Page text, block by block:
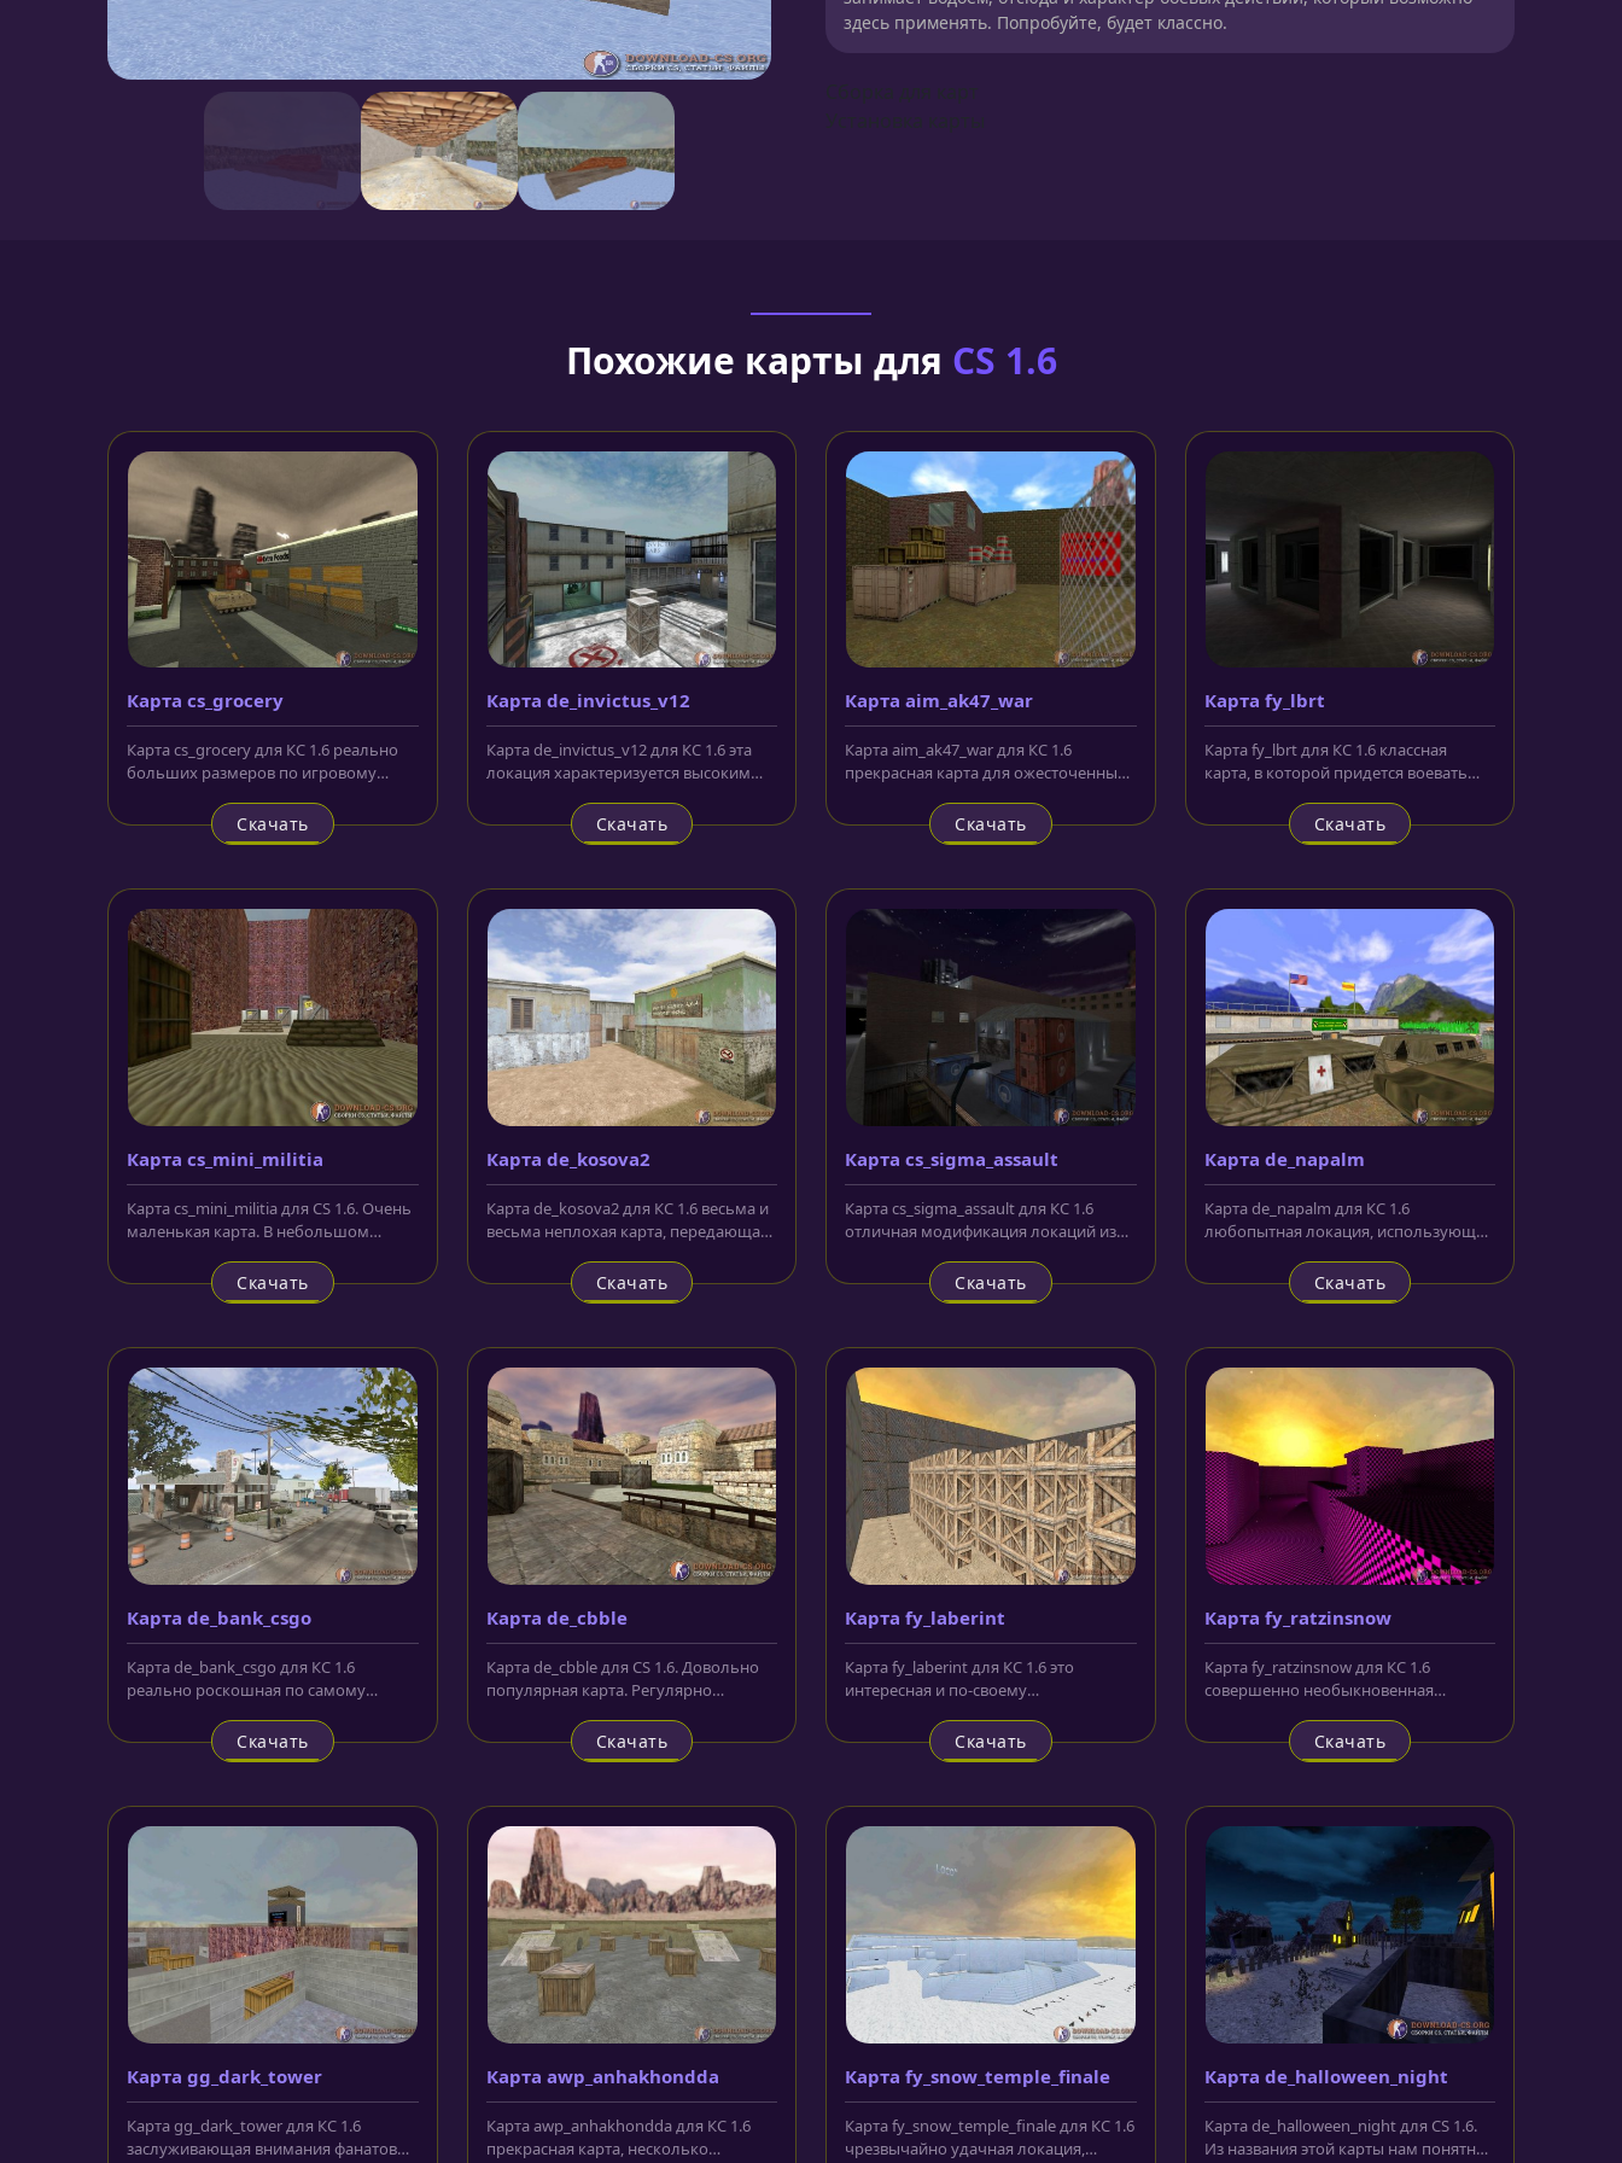
здесь применять. Попробуйте, будет классно.
Похожие карты для CS 1.6
Карта cs_grocery
Карта cs_grocery для КС 1.6 реально
больших размеров по игровому
представляющая...Скачать
Карта de_invictus_v12
Карта de_invictus_v12 для КС 1.6 эта
локация характеризуется высоким
Скачать
Карта aim_ak47_war
Карта aim_ak47_war для КС 1.6
прекрасная карта для ожесточенных
своими...
Скачать
Карта fy_lbrt
Карта fy_lbrt для КС 1.6 классная
карта, в которой придется воевать
Скачать
Карта cs_mini_militia
Карта cs_mini_militia для CS 1.6. Очень
маленькая карта. В небольшом
Скачать
Карта de_kosova2
Карта de_kosova2 для КС 1.6 весьма и
весьма неплохая карта, передающая
Скачать
Карта cs_sigma_assault
Карта cs_sigma_assault для КС 1.6
отличная модификация локаций из
Скачать
Карта de_napalm
Карта de_napalm для КС 1.6
любопытная локация, использующая
стилизованные...Скачать
Карта de_bank_csgo
Карта de_bank_csgo для КС 1.6
реально роскошная по самому
Скачать
Карта de_cbble
Карта de_cbble для CS 1.6. Довольно
популярная карта. Регулярно
Скачать
Карта fy_laberint
Карта fy_laberint для КС 1.6 это
интересная и по-своему
то, что...
Скачать
Карта fy_ratzinsnow
Карта fy_ratzinsnow для КС 1.6
совершенно необыкновенная
Скачать
Карта gg_dark_tower
Карта gg_dark_tower для КС 1.6
заслуживающая внимания фанатов
Карта awp_anhakhondda
Карта awp_anhakhondda для КС 1.6
прекрасная карта, несколько
Карта fy_snow_temple_finale
Карта fy_snow_temple_finale для КС 1.6
чрезвычайно удачная локация,
Карта de_halloween_night
Карта de_halloween_night для CS 1.6.
Из названия этой карты нам понятно,